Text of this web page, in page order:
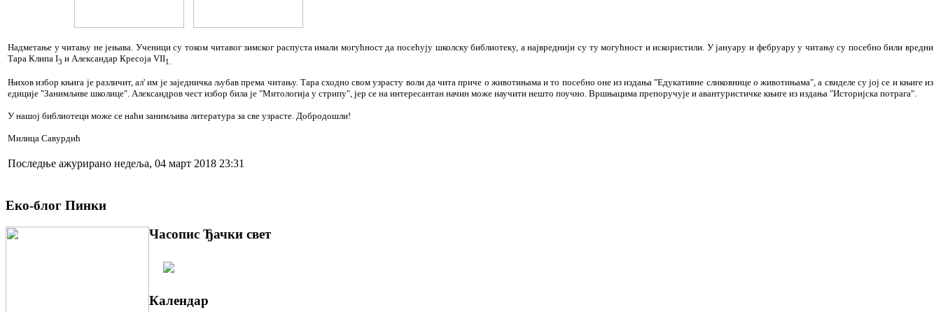
Надметање у читању не јењава. Ученици су током читавог зимског распуста имали могућност да посећују школску библиотеку, а највреднији су ту могућност и искористили. У јануару и фебруару у читању су посебно били вредни
Тара Клипа I3 и Александар Кресоја VII1.
Њихов избор књига је различит, ал' им је заједничка љубав према читању. Тара сходно свом узрасту воли да чита приче о животињама и то посебно оне из издања "Едукативне сликовнице о животињама", а свиделе су јој се и књиге из
едиције "Занимљиве школице". Александров чест избор била је "Митологија у стрипу", јер се на интересантан начин може научити нешто поучно. Вршњацима препоручује и авантуристичке књиге из издања "Историјска потрага".
У нашој библиотеци може се наћи занимљива литература за све узрасте. Добродошли!
Mилица Савурдић
Последње ажурирано недеља, 04 март 2018 23:31
Еко-блог Пинки
Часопис Ђачки свет
Календар